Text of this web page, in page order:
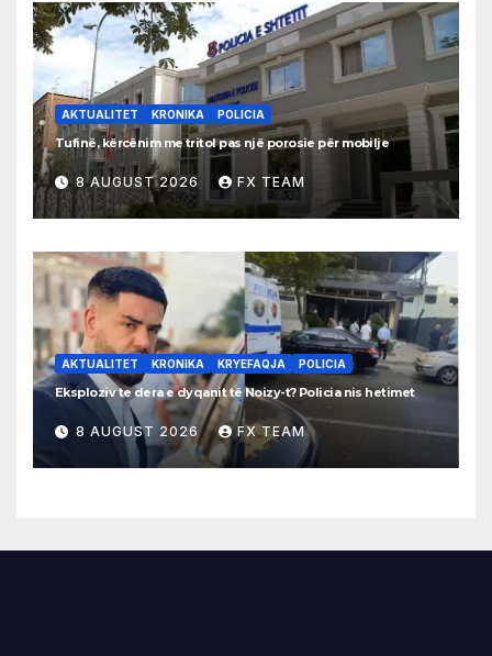
AKTUALITET KRONIKA POLICIA
Tufinë, kërcënim me tritol pas një porosie për mobilje
8 AUGUST 2026 FX TEAM
AKTUALITET KRONIKA KRYEFAQJA POLICIA
Eksploziv te dera e dyqanit të Noizy-t? Policia nis hetimet
8 AUGUST 2026 FX TEAM